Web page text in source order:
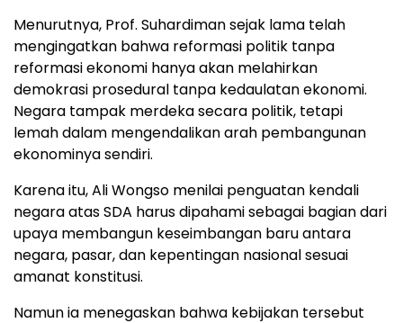
Menurutnya, Prof. Suhardiman sejak lama telah
mengingatkan bahwa reformasi politik tanpa
reformasi ekonomi hanya akan melahirkan
demokrasi prosedural tanpa kedaulatan ekonomi.
Negara tampak merdeka secara politik, tetapi
lemah dalam mengendalikan arah pembangunan
ekonominya sendiri.
Karena itu, Ali Wongso menilai penguatan kendali
negara atas SDA harus dipahami sebagai bagian dari
upaya membangun keseimbangan baru antara
negara, pasar, dan kepentingan nasional sesuai
amanat konstitusi.
Namun ia menegaskan bahwa kebijakan tersebut